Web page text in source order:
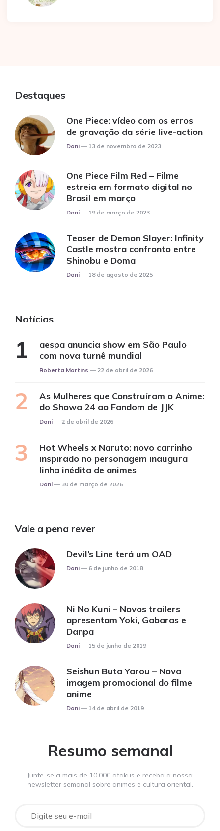
Destaques
One Piece: vídeo com os erros
de gravação da série live-action
Posted
Dani 13 de novembro de 2023
One Piece Film Red – Filme
estreia em formato digital no
Brasil em março
Posted
Dani 19 de março de 2023
Teaser de Demon Slayer: Infinity
Castle mostra confronto entre
Shinobu e Doma
Posted
Dani 18 de agosto de 2025
Notícias
aespa anuncia show em São Paulo
com nova turnê mundial
Posted
Roberta Martins 22 de abril de 2026
As Mulheres que Construíram o Anime:
do Showa 24 ao Fandom de JJK
Posted
Dani 2 de abril de 2026
Hot Wheels x Naruto: novo carrinho
inspirado no personagem inaugura
linha inédita de animes
Posted
Dani 30 de março de 2026
Vale a pena rever
Devil’s Line terá um OAD
Posted
Dani 6 de junho de 2018
Ni No Kuni – Novos trailers
apresentam Yoki, Gabaras e
Danpa
Posted
Dani 15 de junho de 2019
Seishun Buta Yarou – Nova
imagem promocional do filme
anime
Posted
Dani 14 de abril de 2019
Resumo semanal
Junte-se a mais de 10.000 otakus e receba a nossa
newsletter semanal sobre animes e cultura oriental.